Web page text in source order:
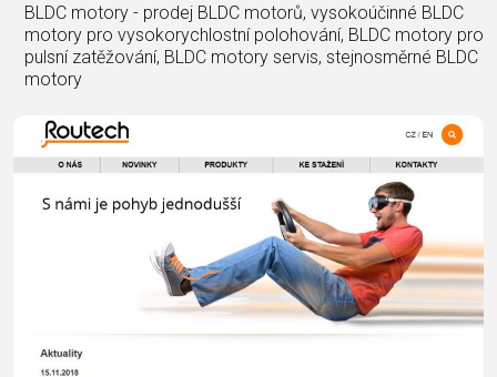
BLDC motory - prodej BLDC motorů, vysokoúčinné BLDC
motory pro vysokorychlostní polohování, BLDC motory pro
pulsní zatěžování, BLDC motory servis, stejnosměrné BLDC
motory